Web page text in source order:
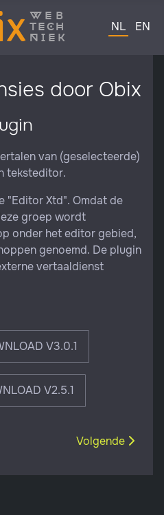
web
tech
niek
Selecteer
NL EN
door Obix
van (geselecteerde)
teksteditor.
"Editor Xtd". Omdat de
groep wordt
onder het editor gebied,
genoemd. De plugin
vertaaldienst
V3.0.1
V2.5.1
repository toegangsplugin
Volgende
Volgende